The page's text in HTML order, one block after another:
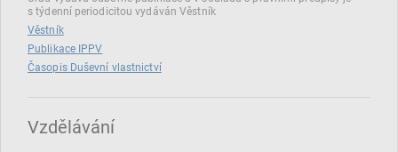
s týdenní periodicitou vydáván Věstník
Věstník
Publikace IPPV
Časopis Duševní vlastnictví
Vzdělávání